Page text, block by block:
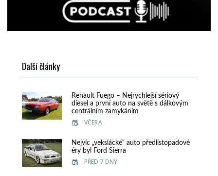
Další články
Renault Fuego – Nejrychlejší sériový
diesel a první auto na světě s dálkovým
centrálním zamykáním
VČERA
Nejvíc „vekslácké“ auto předlistopadové
éry byl Ford Sierra
PŘED 7 DNY